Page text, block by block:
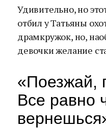
Удивительно, но
отбил у Татьяны
драмкружок, но,
девочки желание
«Поезжай,
Все равно